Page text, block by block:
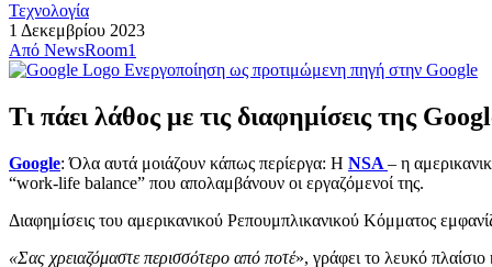
Τεχνολογία
1 Δεκεμβρίου 2023
Από NewsRoom1
Ενεργοποίηση ως προτιμώμενη πηγή στην Google
Τι πάει λάθος με τις διαφημίσεις της
Google: Όλα αυτά μοιάζουν κάπως περίεργα: Η NSA – η
“work-life balance” που απολαμβάνουν οι εργαζόμενοί της.
Διαφημίσεις του αμερικανικού Ρεπουμπλικανικού Κόμματος
«Σας χρειαζόμαστε περισσότερο από ποτέ», γράφει το λευκό